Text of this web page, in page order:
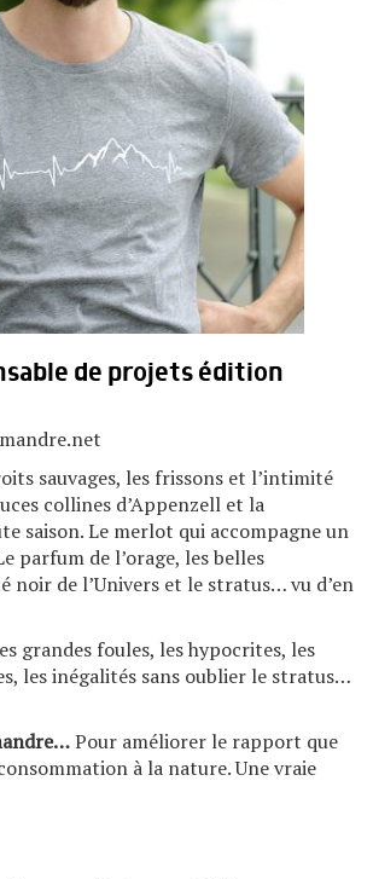
de projets édition
sauvages, les frissons et l’intimité
collines d’Appenzell et la
saison. Le merlot qui accompagne un
parfum de l’orage, les belles
noir de l’Univers et le stratus… vu d’en
grandes foules, les hypocrites, les
les inégalités sans oublier le stratus…
Pour améliorer le rapport que
à la nature. Une vraie